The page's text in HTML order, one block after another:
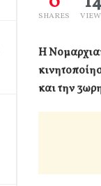
SHARES
Η
και την